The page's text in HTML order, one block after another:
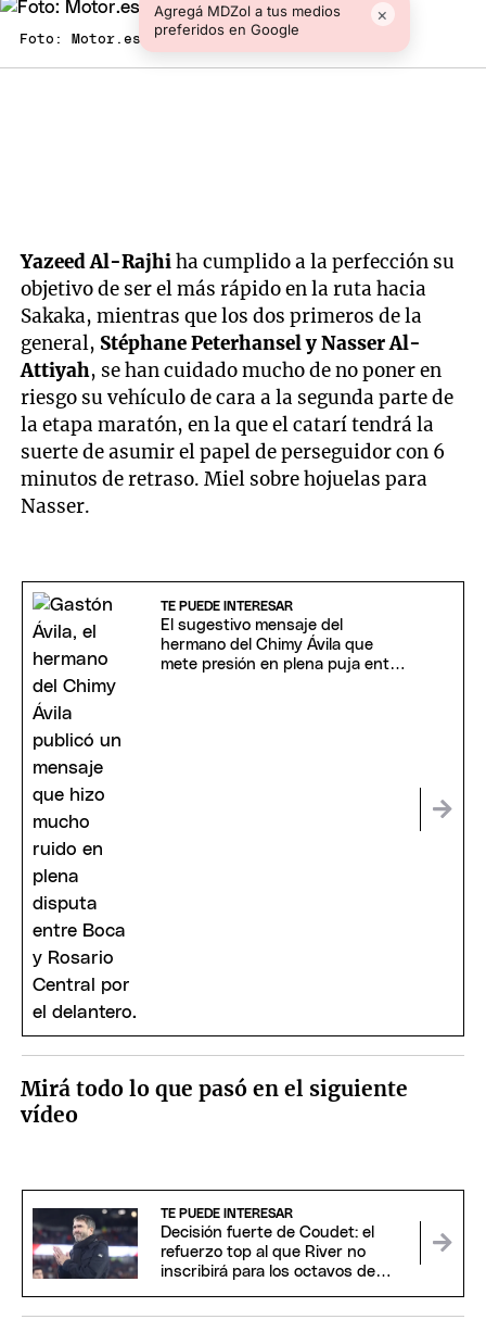
Agregá MDZol a tus medios
preferidos en Google
×
Foto: Motor.es
Yazeed Al-Rajhiha cumplido a la perfección su
objetivo de ser el más rápido en la ruta hacia
Sakaka, mientras que los dos primeros de la
general, Stéphane Peterhansel y Nasser Al-
Attiyah, se han cuidado mucho de no poner en
riesgo su vehículo de cara a la segunda parte de
la etapa maratón, en la que el catarí tendrá la
suerte de asumir el papel de perseguidor con 6
minutos de retraso. Miel sobre hojuelas para
Nasser.
TE PUEDE INTERESAR
El sugestivo mensaje del
hermano del Chimy Ávila que
mete presión en plena puja entre
Mirá todo lo que pasó en el siguiente
vídeo
TE PUEDE INTERESAR
Decisión fuerte de Coudet: el
refuerzo top al que River no
inscribirá para los octavos de